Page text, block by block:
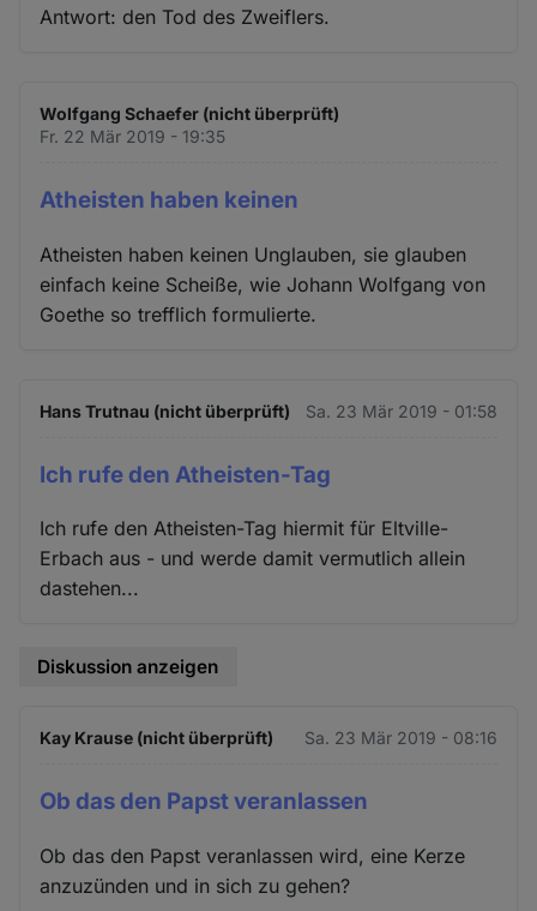
Antwort: den Tod des Zweiflers.
Wolfgang Schaefer (nicht überprüft)
Fr. 22 Mär 2019 - 19:35
Atheisten haben keinen
Atheisten haben keinen Unglauben, sie glauben
einfach keine Scheiße, wie Johann Wolfgang von
Goethe so trefflich formulierte.
Hans Trutnau (nicht überprüft) Sa. 23 Mär 2019 - 01:58
Ich rufe den Atheisten-Tag
Ich rufe den Atheisten-Tag hiermit für Eltville-
Erbach aus - und werde damit vermutlich allein
dastehen...
Diskussion anzeigen
Kay Krause (nicht überprüft) Sa. 23 Mär 2019 - 08:16
Ob das den Papst veranlassen
Ob das den Papst veranlassen wird, eine Kerze
anzuzünden und in sich zu gehen?